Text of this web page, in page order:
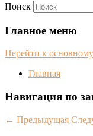
Поиск
Главное меню
Перейти к
Главная
Навигация по
← Предыдущая